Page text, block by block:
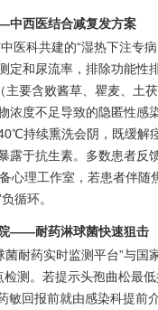
西医结合减复发方案
医科共建的“湿热下注专
定和尿流率，排除功能性
主要含败酱草、瞿麦、土
浓度不足导致的隐匿性感
持续熏洗会阴，既缓解
露于抗生素。多数患者反
心理工作室，若患者伴
循环。
——耐药淋球菌快速狙击
菌耐药实时监测平台”与国
测。若提示头孢曲松最
敏回报前就由感染科提前